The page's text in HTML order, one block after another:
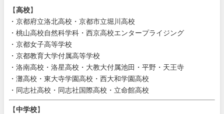
【高校】
・京都府立洛北高校・京都市立堀川高校
・桃山高校自然科学科・西京高校エンタープライジング
・京都女子高等学校
・京都教育大学付属高等学校
・洛南高校・洛星高校・大教大付属池田・平野・天王寺
・灘高校・東大寺学園高校・西大和学園高校
・同志社高校・同志社国際高校・立命館高校
【中学校】